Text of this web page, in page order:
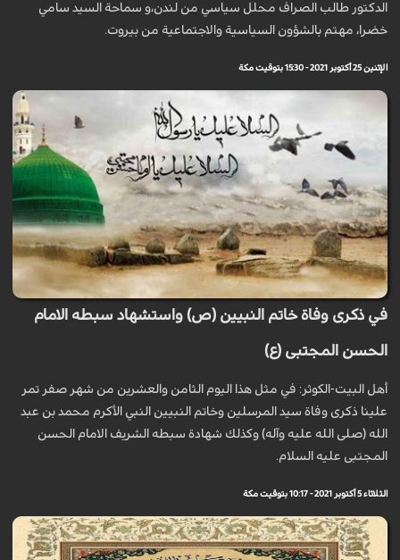
الدكتور طالب الصراف محلل سياسي من لندن،و سماحة السيد سامي
خضرا، مهتم بالشؤون السياسية والاجتماعية من بيروت.
الإثنين 25 أكتوبر 2021 - 15:30 بتوقيت مكة
في ذكرى وفاة خاتم النبيين (ص) واستشهاد سبطه الامام
الحسن المجتبى (ع)
أهل البيت-الكوثر: في مثل هذا اليوم الثامن والعشرين من شهر صفر تمر
علينا ذكرى وفاة سيد المرسلين وخاتم النبيين النبي الأكرم محمد بن عبد
الله (صلى الله عليه وآله) وكذلك شهادة سبطه الشريف الامام الحسن
المجتبى عليه السلام.
الثلاثاء 5 أكتوبر 2021 - 10:17 بتوقيت مكة